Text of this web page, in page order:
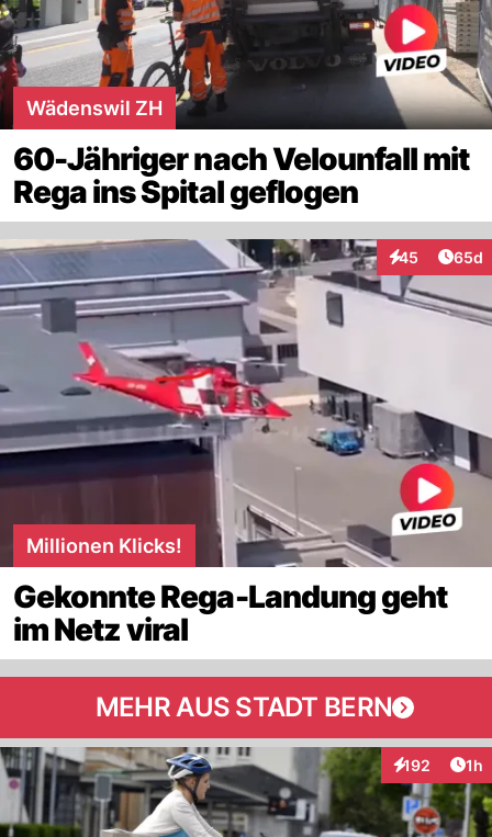
Wädenswil ZH
60-Jähriger nach Velounfall mit
Rega ins Spital geflogen
45
Interaktionen
65d
Millionen Klicks!
Gekonnte Rega-Landung geht
im Netz viral
MEHR AUS STADT BERN
192
Interaktionen
1h